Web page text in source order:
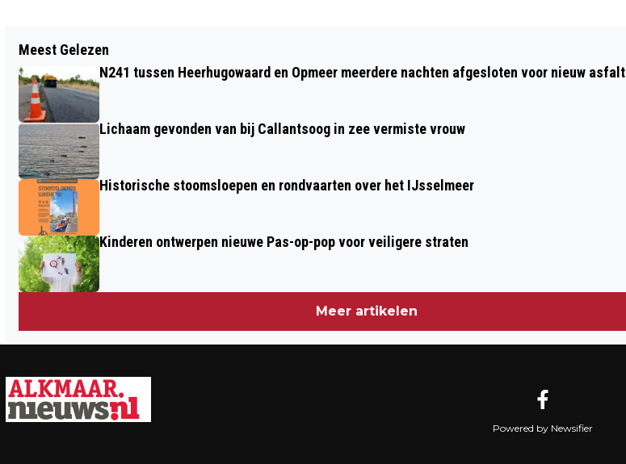
SPORT VITAAL ORGANISEERT
'WANDELEN MET DIËTIST'
HOLLAND-NOORD
Meest Gelezen
N241 tussen Heerhugowaard en Opmeer meerdere nachten afgesloten voor nieuw asfalt
Lichaam gevonden van bij Callantsoog in zee vermiste vrouw
Historische stoomsloepen en rondvaarten over het IJsselmeer
Kinderen ontwerpen nieuwe Pas-op-pop voor veiligere straten
Meer artikelen
Powered by Newsifier